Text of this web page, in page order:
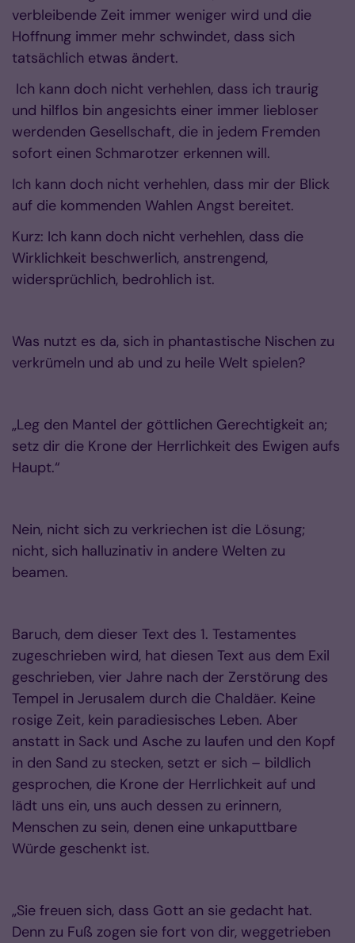
verbleibende Zeit immer weniger wird und die
Hoffnung immer mehr schwindet, dass sich
tatsächlich etwas ändert.
Ich kann doch nicht verhehlen, dass ich traurig
und hilflos bin angesichts einer immer liebloser
werdenden Gesellschaft, die in jedem Fremden
sofort einen Schmarotzer erkennen will.
Ich kann doch nicht verhehlen, dass mir der Blick
auf die kommenden Wahlen Angst bereitet.
Kurz: Ich kann doch nicht verhehlen, dass die
Wirklichkeit beschwerlich, anstrengend,
widersprüchlich, bedrohlich ist.
Was nutzt es da, sich in phantastische Nischen zu
verkrümeln und ab und zu heile Welt spielen?
„Leg den Mantel der göttlichen Gerechtigkeit an;
setz dir die Krone der Herrlichkeit des Ewigen aufs
Haupt.“
Nein, nicht sich zu verkriechen ist die Lösung;
nicht, sich halluzinativ in andere Welten zu
beamen.
Baruch, dem dieser Text des 1. Testamentes
zugeschrieben wird, hat diesen Text aus dem Exil
geschrieben, vier Jahre nach der Zerstörung des
Tempel in Jerusalem durch die Chaldäer. Keine
rosige Zeit, kein paradiesisches Leben. Aber
anstatt in Sack und Asche zu laufen und den Kopf
in den Sand zu stecken, setzt er sich – bildlich
gesprochen, die Krone der Herrlichkeit auf und
lädt uns ein, uns auch dessen zu erinnern,
Menschen zu sein, denen eine unkaputtbare
Würde geschenkt ist.
„Sie freuen sich, dass Gott an sie gedacht hat.
Denn zu Fuß zogen sie fort von dir, weggetrieben